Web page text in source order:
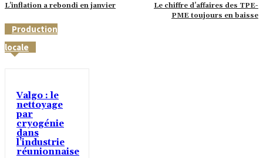
L’inflation a rebondi en janvier
Le chiffre d’affaires des TPE-
PME toujours en baisse
Production
locale
Valgo : le
nettoyage
par
cryogénie
dans
l’industrie
réunionnaise